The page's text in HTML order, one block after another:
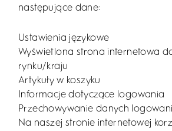
następujące dane:
Ustawienia językowe
Wyświetlona strona internetowa
rynku/kraju
Artykuły w koszyku
Informacje dotyczące logowania
Przechowywanie danych
Na naszej stronie internetowej